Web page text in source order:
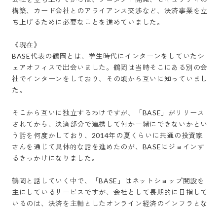
構築、カード会社とのアライアンス交渉など、決済事業を立
ち上げるために必要なことを進めていました。
《現在》
BASE代表の鶴岡とは、学生時代にインターンをしていたシ
ェアオフィスで出会いました。鶴岡は当時そこにある別の会
社でインターンをしており、その頃から互いに知っていまし
た。
そこから互いに独立するわけですが、「BASE」がリリース
されてから、決済部分で連携して何か一緒にできないかとい
う話を何度かしており、2014年の夏くらいに共通の投資家
さんを通じて具体的な話を進めたのが、BASEにジョインす
るきっかけになりました。
鶴岡と話していく中で、「BASE」はネットショップ開設を
主にしているサービスですが、会社として長期的に目指して
いるのは、決済を主軸としたオンライン経済のインフラとな